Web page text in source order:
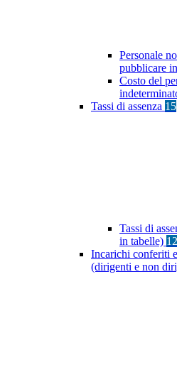
Personale
pubblicare
Costo del
Tassi di assenza 15
Tassi di
in tabelle) 12
Incarichi conferiti
(dirigenti e non